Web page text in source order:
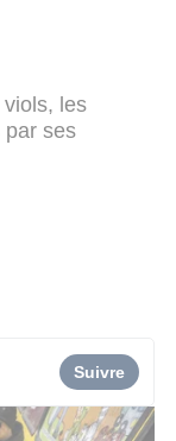
les
par ses
Suivre